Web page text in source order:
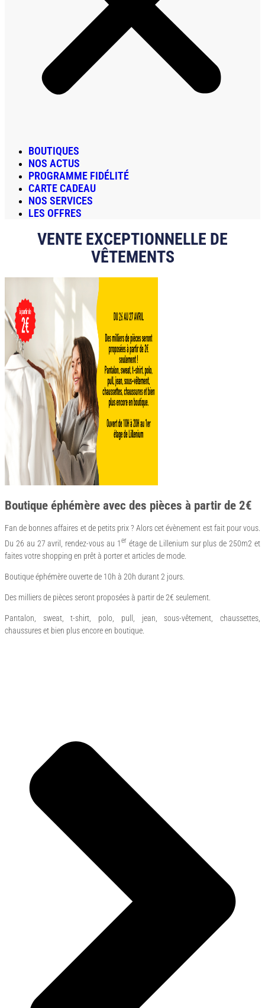
BOUTIQUES
NOS ACTUS
PROGRAMME FIDÉLITÉ
CARTE CADEAU
NOS SERVICES
LES OFFRES
VENTE EXCEPTIONNELLE DE
VÊTEMENTS
Boutique éphémère avec des pièces à partir de 2€
Fan de bonnes affaires et de petits prix ? Alors cet évènement est fait pour vous.
Du 26 au 27 avril, rendez-vous au 1er étage de Lillenium sur plus de 250m2 et
faites votre shopping en prêt à porter et articles de mode.
Boutique éphémère ouverte de 10h à 20h durant 2 jours.
Des milliers de pièces seront proposées à partir de 2€ seulement.
Pantalon, sweat, t-shirt, polo, pull, jean, sous-vêtement, chaussettes,
chaussures et bien plus encore en boutique.